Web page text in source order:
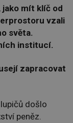
mít klíč od
vzali
světa.
institucí.
zapracovat
došlo
peněz.